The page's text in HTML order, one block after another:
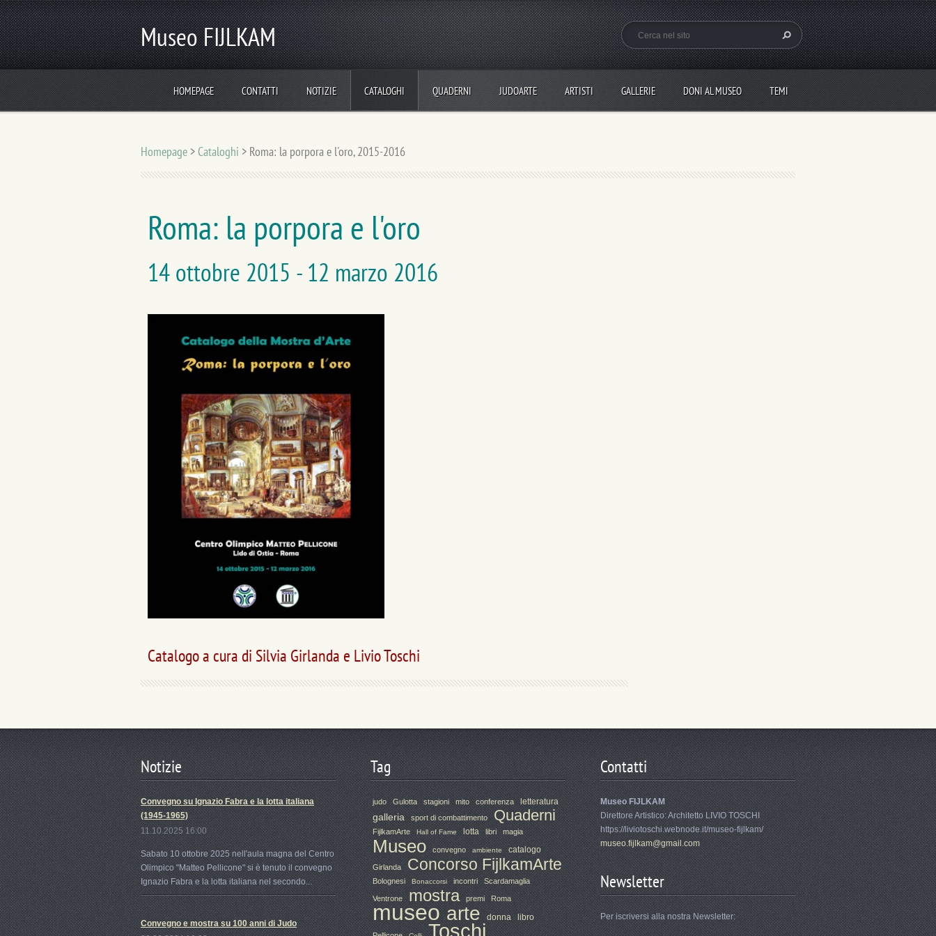
Museo FIJLKAM
HOMEPAGE CONTATTI NOTIZIE CATALOGHI QUADERNI JUDOARTE ARTISTI GALLERIE DONI AL MUSEO TEMI
Homepage >Cataloghi > Roma: la porpora e l'oro, 2015-2016
Roma: la porpora e l'oro
14 ottobre 2015 - 12 marzo 2016
Catalogo a cura di Silvia Girlanda e Livio Toschi
Notizie
Convegno su Ignazio Fabra e la lotta italiana
(1945-1965)
11.10.2025 16:00
Sabato 10 ottobre 2025 nell'aula magna del Centro
Olimpico "Matteo Pellicone" si è tenuto il convegno
Ignazio Fabra e la lotta italiana nel secondo...
Convegno e mostra su 100 anni di Judo
Tag
judo Gulotta stagioni mito conferenza letteratura
galleria sport di combattimento Quaderni
FijlkamArte Hall of Fame lotta libri magia
Museo convegno ambiente catalogo
Girlanda Concorso FijlkamArte
Bolognesi Bonaccorsi incontri Scardamaglia
Ventrone mostra premi Roma
museo arte donna libro
Toschi
Contatti
Museo FIJLKAM
Direttore Artistico: Architetto LIVIO TOSCHI
https://liviotoschi.webnode.it/museo-fijlkam/
museo.fijlkam@gmail.com
Newsletter
Per iscriversi alla nostra Newsletter: